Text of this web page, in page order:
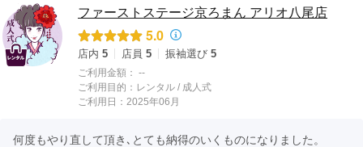
ファーストステージ京ろまん アリオ八尾店
5.0
店内 5 店員 5 振袖選び 5
ご利用金額： --
ご利用目的： レンタル / 成人式
ご利用日：2025年06月
何度もやり直して頂き､とても納得のいくものになりました。